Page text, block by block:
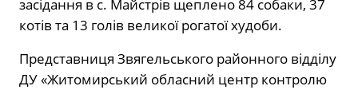
засідання в с. Майстрів щеплено 84 собаки, 37
котів та 13 голів великої рогатої худоби.
Представниця Звягельського районного відділу
ДУ «Житомирський обласний центр контролю